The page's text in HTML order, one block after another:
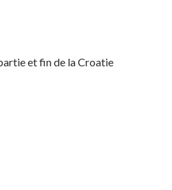
et fin de la Croatie